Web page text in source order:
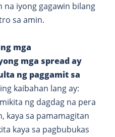
na iyong gagawin bilang
sa amin.
mga
mga spread ay
ng paggamit sa
kaibahan lang ay:
ng dagdag na pera
kaya sa pamamagitan
kaya sa pagbubukas